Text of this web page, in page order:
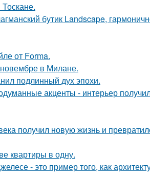
бутик Landscape,
от Forma.
в Милане.
подлинный дух эпохи.
акценты - интерьер
получил новую жизнь и
квартиры в одну.
- это пример того, как